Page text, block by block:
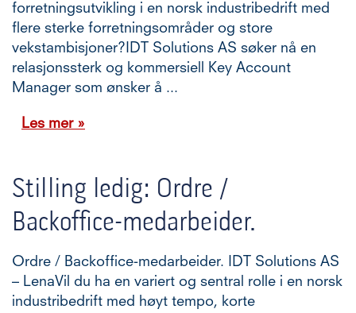
forretningsutvikling i en norsk industribedrift med
flere sterke forretningsområder og store
vekstambisjoner?IDT Solutions AS søker nå en
relasjonssterk og kommersiell Key Account
Manager som ønsker å ...
Les mer »
Stilling ledig: Ordre /
Backoffice-medarbeider.
Ordre / Backoffice-medarbeider. IDT Solutions AS
– LenaVil du ha en variert og sentral rolle i en norsk
industribedrift med høyt tempo, korte